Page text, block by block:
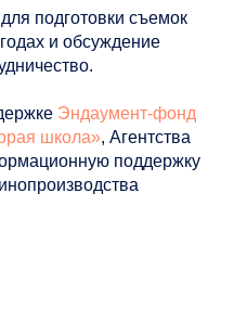
подготовки съемок
и обсуждение
Эндаумент-фонд
школа», Агентства
поддержку